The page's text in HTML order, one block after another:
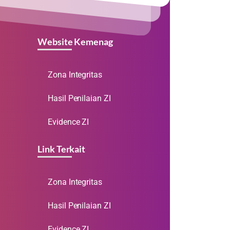
Website Kemenag
Zona Integritas
Hasil Penilaian ZI
Evidence ZI
Link Terkait
Zona Integritas
Hasil Penilaian ZI